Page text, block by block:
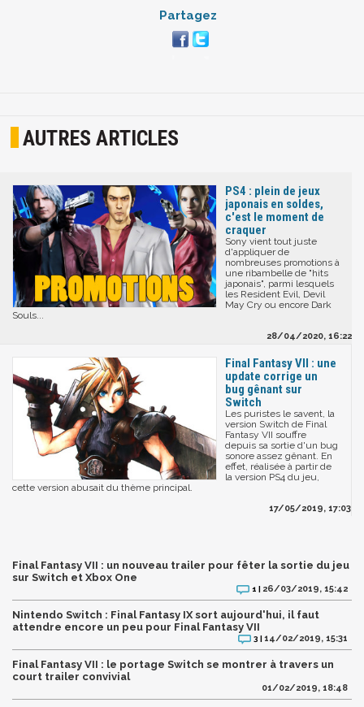
Partagez
AUTRES ARTICLES
PS4 : plein de jeux
japonais en soldes,
c'est le moment de
craquer
Sony vient tout juste
d'appliquer de
nombreuses promotions à
une ribambelle de "hits
japonais", parmi lesquels
les Resident Evil, Devil
May Cry ou encore Dark
Souls...
28/04/2020, 16:22
Final Fantasy VII : une
update corrige un
bug gênant sur
Switch
Les puristes le savent, la
version Switch de Final
Fantasy VII souffre
depuis sa sortie d'un bug
sonore assez gênant. En
effet, réalisée à partir de
la version PS4 du jeu,
cette version abusait du thème principal.
17/05/2019, 17:03
Final Fantasy VII : un nouveau trailer pour fêter la sortie du jeu
sur Switch et Xbox One
1 | 26/03/2019, 15:42
Nintendo Switch : Final Fantasy IX sort aujourd'hui, il faut
attendre encore un peu pour Final Fantasy VII
3 | 14/02/2019, 15:31
Final Fantasy VII : le portage Switch se montrer à travers un
court trailer convivial
01/02/2019, 18:48